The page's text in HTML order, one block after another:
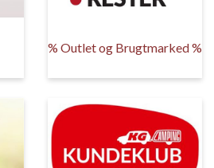
% Outlet og Brugtmarked %